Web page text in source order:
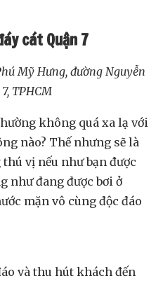
cát Quận 7
Mỹ Hưng, đường Nguyễn
TPHCM
không quá xa lạ với
nào? Thế nhưng sẽ là
vị nếu như bạn được
như đang được bơi ở
mặn vô cùng độc đáo
và thu hút khách đến